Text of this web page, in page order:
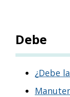
Debe
¿Debe